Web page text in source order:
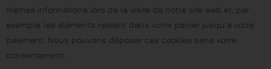
mêmes informations lors de la visite de notre site web et, par
exemple, les éléments restent dans votre panier jusqu’à votre
paiement. Nous pouvons déposer ces cookies sans votre
consentement.